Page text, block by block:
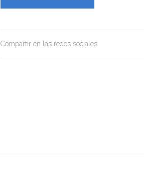
Compartir en las redes sociales